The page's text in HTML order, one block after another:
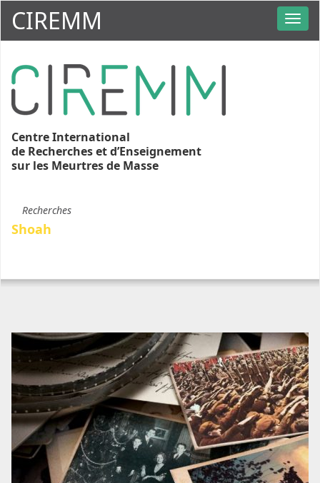
CIREMM
Centre International
de Recherches et d’Enseignement
sur les Meurtres de Masse
Recherches
Shoah